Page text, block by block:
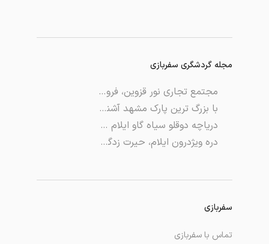
سفربازی
تماس با سفربازی
مجله گردشگری سفربازی
مجتمع تجاری نور قزوین، فروشگاهی تازه تاسیس و مدرن
با بزرگ ‌ترین پارک مشهد آشنا شوید | معرفی پارک وحدت
دریاچه دوقلو سیاه گاو ایلام با عمر ۱۰۰۰ ساله
دره ویژدرون ایلام، حیرت زدگی در دل طبیعت